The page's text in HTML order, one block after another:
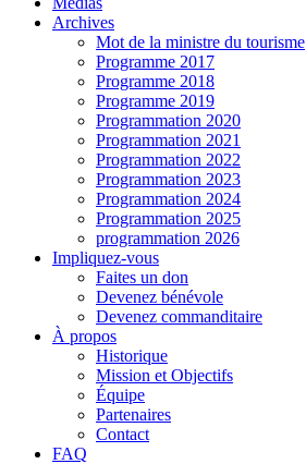
Archives
Mot de la ministre du tourisme
Programme 2017
Programme 2018
Programme 2019
Programmation 2020
Programmation 2021
Programmation 2022
Programmation 2023
Programmation 2024
Programmation 2025
programmation 2026
Impliquez-vous
Faites un don
Devenez bénévole
Devenez commanditaire
À propos
Historique
Mission et Objectifs
Équipe
Partenaires
Contact
FAQ